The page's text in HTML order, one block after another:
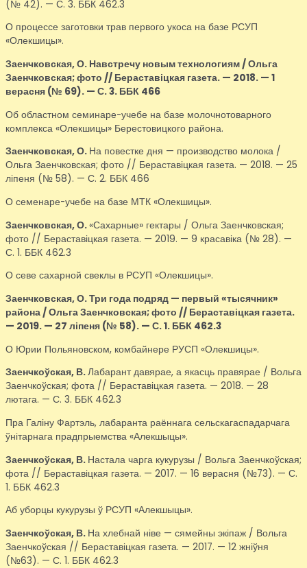
(№ 42). — С. 3. ББК 462.3
О процессе заготовки трав первого укоса на базе РСУП
«Олекшицы».
Заенчковская, О. Навстречу новым технологиям / Ольга
Заенчковская; фото // Бераставіцкая газета. — 2018. — 1
верасня (№ 69). — С. 3. ББК 466
Об областном семинаре-учебе на базе молочнотоварного
комплекса «Олекшицы» Берестовицкого района.
Заенчковская, О. На повестке дня — производство молока /
Ольга Заенчковская; фото // Бераставіцкая газета. — 2018. — 25
ліпеня (№ 58). — С. 2. ББК 466
О семенаре-учебе на базе МТК «Олекшицы».
Заенчковская, О.«Сахарные» гектары / Ольга Заенчковская;
фото // Бераставіцкая газета. — 2019. — 9 красавіка (№ 28). —
С. 1. ББК 462.3
О севе сахарной свеклы в РСУП «Олекшицы».
Заенчковская, О.Три года подряд — первый «тысячник»
района / Ольга Заенчковская; фото // Бераставіцкая газета.
— 2019. — 27 ліпеня (№ 58). — С. 1. ББК 462.3
О Юрии Польяновском, комбайнере РУСП «Олекшицы».
Заенчкоўская, В.Лабарант давярае, а якасць правярае / Вольга
Заенчкоўская; фота // Бераставіцкая газета. — 2018. — 28
лютага. — С. 3. ББК 462.3
Пра Галіну Фартэль, лабаранта раённага сельскагаспадарчага
ўнітарнага прадпрыемства «Алекшыцы».
Заенчкоўская, В. Настала чарга кукурузы / Вольга Заенчкоўская;
фота // Бераставіцкая газета. — 2017. — 16 верасня (№73). — С.
1. ББК 462.3
Аб уборцы кукурузы ў РСУП «Алекшыцы».
Заенчкоўская, В. На хлебнай ніве — сямейны экіпаж / Вольга
Заенчкоўская // Бераставіцкая газета. — 2017. — 12 жніўня
(№63). — С. 1. ББК 462.3